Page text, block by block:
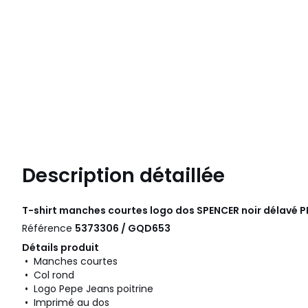
Description détaillée
T-shirt manches courtes logo dos SPENCER noir délavé
Référence 5373306 / GQD653
Détails produit
• Manches courtes
• Col rond
• Logo Pepe Jeans poitrine
• Imprimé au dos